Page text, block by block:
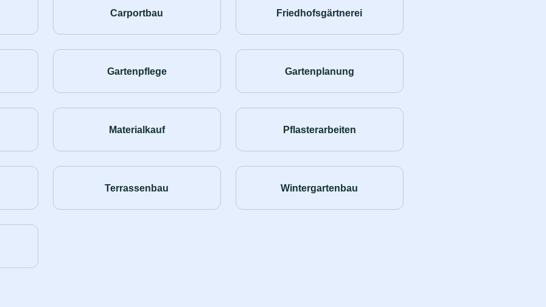
Carportbau Friedhofsgärtnerei
Gartenpflege Gartenplanung
Materialkauf Pflasterarbeiten
Terrassenbau Wintergartenbau